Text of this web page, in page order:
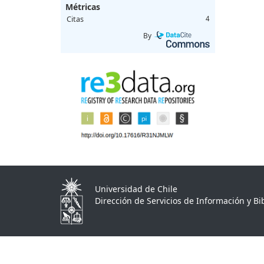
Métricas
Citas 4
By
Universidad de Chile
Dirección de Servicios de Información y